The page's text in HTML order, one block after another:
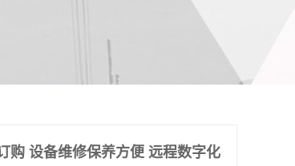
购 设备维修保养方便 远程数字化